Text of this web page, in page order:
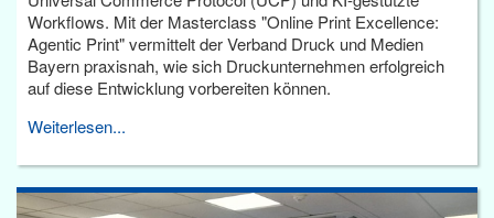
Workflows. Mit der Masterclass "Online Print Excellence:
Agentic Print" vermittelt der Verband Druck und Medien
Bayern praxisnah, wie sich Druckunternehmen erfolgreich
auf diese Entwicklung vorbereiten können.
Weiterlesen...